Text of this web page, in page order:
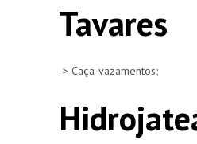
Tavares
-> Caça-vazamentos;